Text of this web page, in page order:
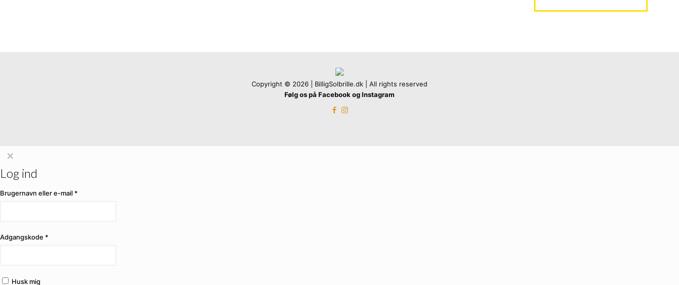
Copyright © 2026 | BilligSolbrille.dk | All rights reserved
Følg os på Facebook og Instagram
✕
Log ind
Brugernavn eller e-mail *
Adgangskode *
Husk mig